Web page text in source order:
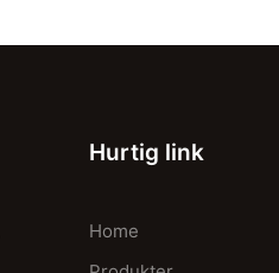
Hurtig link
Home